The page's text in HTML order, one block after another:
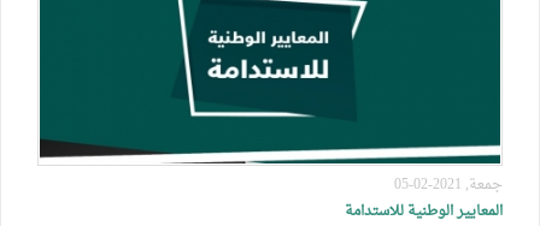
جمعة, 2021-02-05
المعايير الوطنية للاستدامة